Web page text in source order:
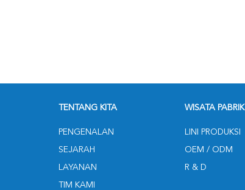
TENTANG KITA
PENGENALAN
SEJARAH
LAYANAN
TIM KAMI
WISATA PABRIK
LINI PRODUKSI
OEM / ODM
R & D